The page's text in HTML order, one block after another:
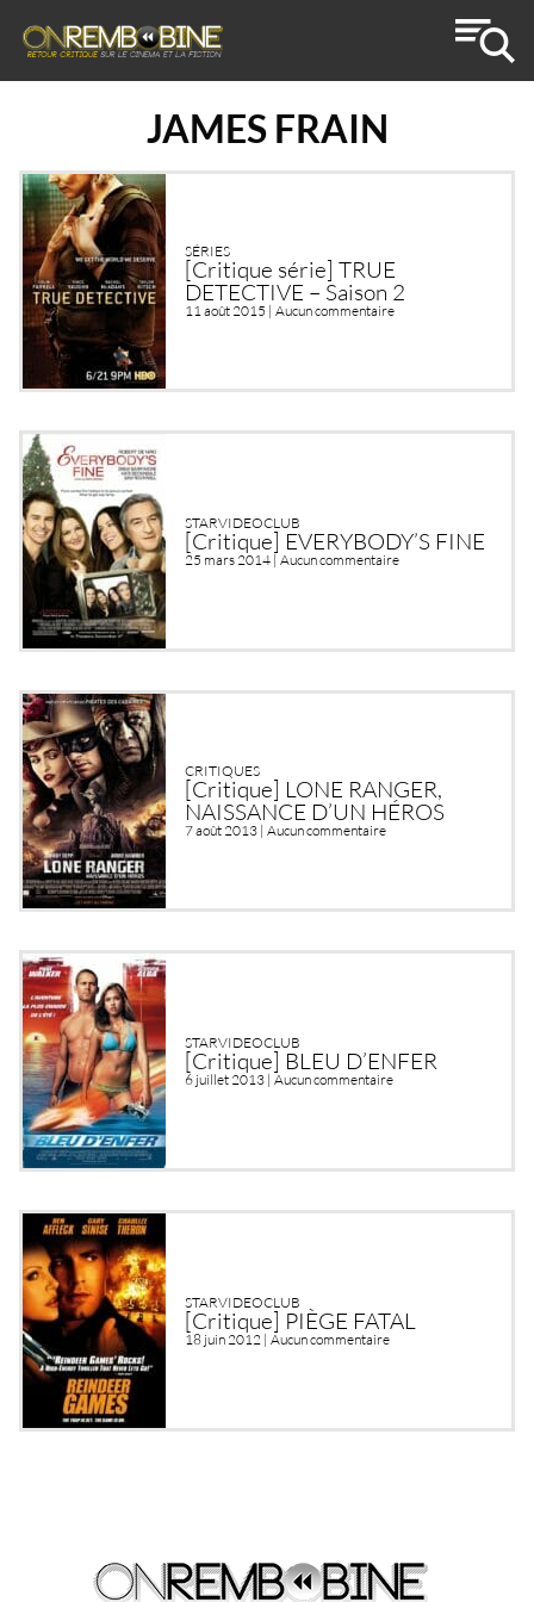
JAMES FRAIN
SÉRIES
[Critique série] TRUE
DETECTIVE – Saison 2
11 août 2015 | Aucun commentaire
STARVIDEOCLUB
[Critique] EVERYBODY’S FINE
25 mars 2014 |Aucun commentaire
CRITIQUES
[Critique] LONE RANGER,
NAISSANCE D’UN HÉROS
7 août 2013 | Aucun commentaire
STARVIDEOCLUB
[Critique] BLEU D’ENFER
6 juillet 2013 | Aucun commentaire
STARVIDEOCLUB
[Critique] PIÈGE FATAL
18 juin 2012 | Aucun commentaire